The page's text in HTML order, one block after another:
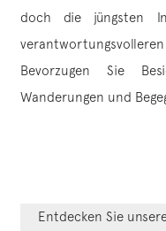
doch die jüngsten
Bevorzugen Sie
Wanderungen und
Entdecken Sie